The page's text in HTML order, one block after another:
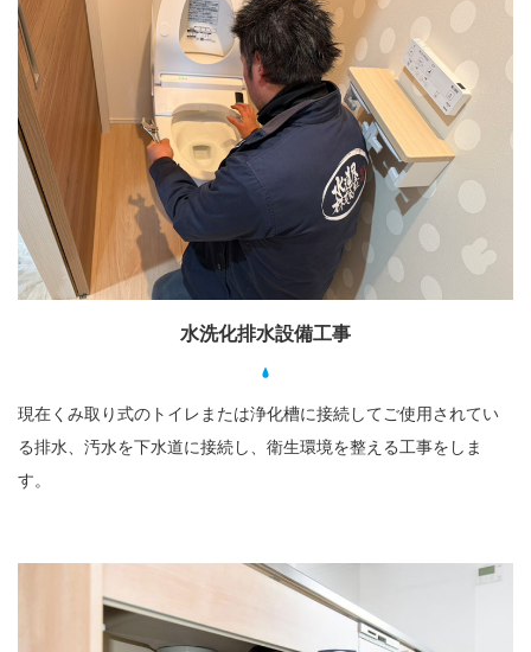
水洗化排水設備工事
現在くみ取り式のトイレまたは浄化槽に接続してご使用されてい
る排水、汚水を下水道に接続し、衛生環境を整える工事をしま
す。